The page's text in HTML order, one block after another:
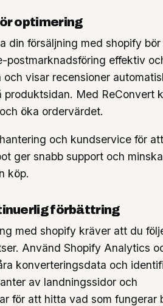
optimering
din försäljning med shopify
postmarknadsföring effektiv
och visar recensioner
produktsidan. Med ReConvert
öka ordervärdet.
och kundservice för
ger snabb support och
köp.
förbättring
med shopify kräver att du
Använd Shopify Analytics
konverteringsdata och
av landningssidor och
för att hitta vad som fungerar